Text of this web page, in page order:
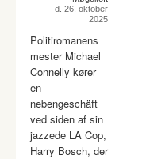
d. 26. oktober
2025
Politiromanens
mester Michael
Connelly kører
en
nebengeschäft
ved siden af sin
jazzede LA Cop,
Harry Bosch, der